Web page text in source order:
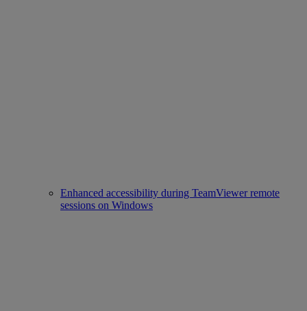
Enhanced accessibility during TeamViewer remote
sessions on Windows